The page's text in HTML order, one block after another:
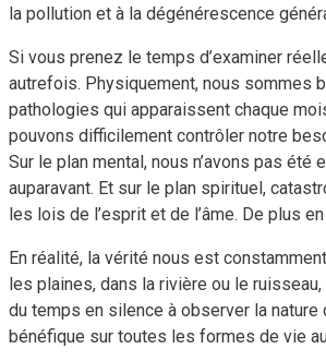
la pollution et à la dégénérescence
Si vous prenez le temps d’examiner
autrefois. Physiquement, nous sommes
pathologies qui apparaissent chaque
pouvons difficilement contrôler notre
Sur le plan mental, nous n’avons pas
auparavant. Et sur le plan spirituel,
les lois de l’esprit et de l’âme. De plus
En réalité, la vérité nous est
les plaines, dans la rivière ou le
du temps en silence à observer la
bénéfique sur toutes les formes de vie